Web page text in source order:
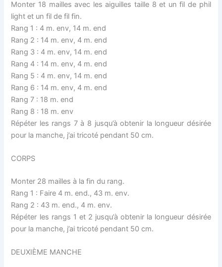
Monter 18 mailles avec les aiguilles taille 8 et un fil de phil
light et un fil de fil fin.
Rang 1 : 4 m. env, 14 m. end
Rang 2 : 14 m. env, 4 m. end
Rang 3 : 4 m. env, 14 m. end
Rang 4 : 14 m. env, 4 m. end
Rang 5 : 4 m. env, 14 m. end
Rang 6 : 14 m. env, 4 m. end
Rang 7 : 18 m. end
Rang 8 : 18 m. env
Répéter les rangs 7 à 8 jusqu’à obtenir la longueur désirée
pour la manche, j’ai tricoté pendant 50 cm.
CORPS
Monter 28 mailles à la fin du rang.
Rang 1 : Faire 4 m. end., 43 m. env.
Rang 2 : 43 m. end., 4 m. env.
Répéter les rangs 1 et 2 jusqu’à obtenir la longueur désirée
pour la manche, j’ai tricoté pendant 50 cm.
DEUXIÈME MANCHE